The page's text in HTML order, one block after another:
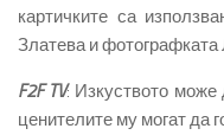
картичките са
Златева и
F2F TV: Изкуството може
ценителите му могат да